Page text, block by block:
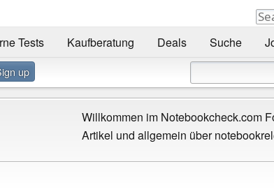
Tests Kaufberatung Deals Suche
up
Willkommen im Notebookcheck.com
Artikel und allgemein über